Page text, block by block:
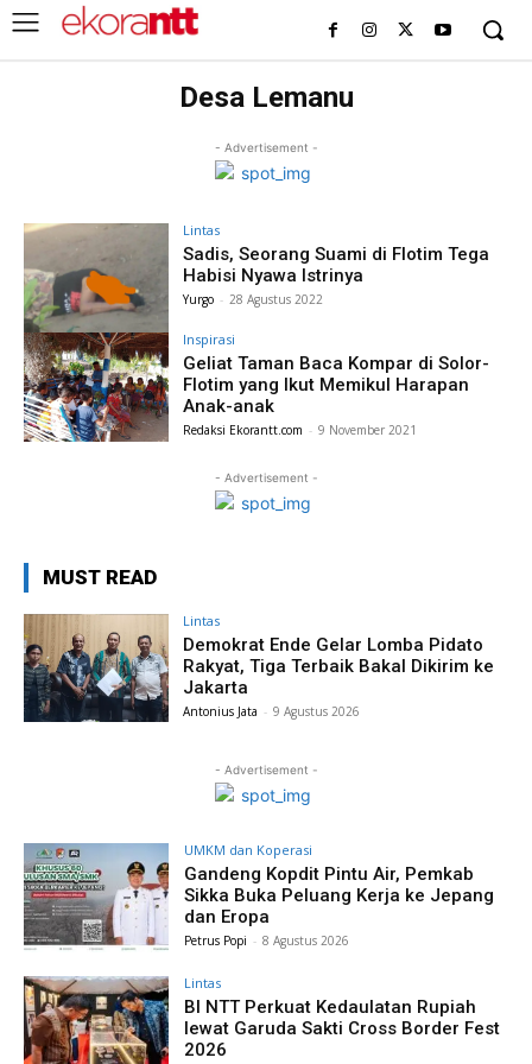
Desa Lemanu
- Advertisement -
Lintas
Sadis, Seorang Suami di Flotim Tega
Habisi Nyawa Istrinya
Yurgo - 28 Agustus 2022
Inspirasi
Geliat Taman Baca Kompar di Solor-
Flotim yang Ikut Memikul Harapan
Anak-anak
Redaksi Ekorantt.com - 9 November 2021
- Advertisement -
MUST READ
Lintas
Demokrat Ende Gelar Lomba Pidato
Rakyat, Tiga Terbaik Bakal Dikirim ke
Jakarta
Antonius Jata - 9 Agustus 2026
- Advertisement -
UMKM dan Koperasi
Gandeng Kopdit Pintu Air, Pemkab
Sikka Buka Peluang Kerja ke Jepang
dan Eropa
Petrus Popi - 8 Agustus 2026
Lintas
BI NTT Perkuat Kedaulatan Rupiah
lewat Garuda Sakti Cross Border Fest
2026